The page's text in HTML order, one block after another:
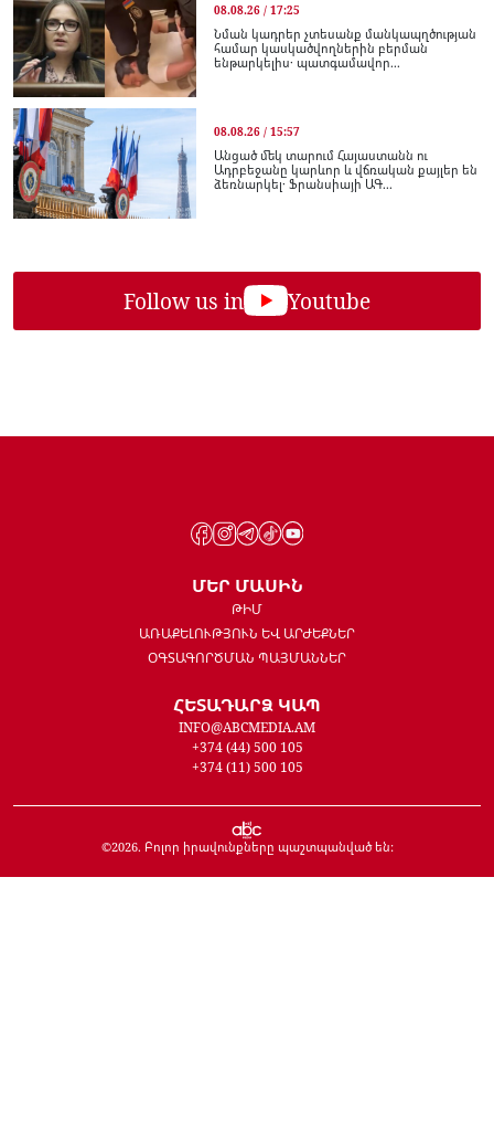
08.08.26 / 17:25
Նման կադրեր չտեսանք մանկապղծության
համար կասկածվողներին բերման
ենթարկելիս․ պատգամավոր...
08.08.26 / 15:57
Անցած մեկ տարում Հայաստանն ու
Ադրբեջանը կարևոր և վճռական քայլեր են
ձեռնարկել․ Ֆրանսիայի ԱԳ...
Follow us in Youtube
ՄԵՐ ՄԱՍԻՆ
ԹԻՄ
ԱՌԱՔԵԼՈՒԹՅՈՒՆ ԵՎ ԱՐԺԵՔՆԵՐ
ՕԳՏԱԳՈՐԾՄԱՆ ՊԱՅՄԱՆՆԵՐ
ՀԵՏԱԴԱՐՁ ԿԱՊ
INFO@ABCMEDIA.AM
+374 (44) 500 105
+374 (11) 500 105
©2026. Բոլոր իրավունքները պաշտպանված են: